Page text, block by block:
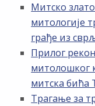
Митско
митологије
грађе из
Прилог
митолошког
митска бића
Трагање за